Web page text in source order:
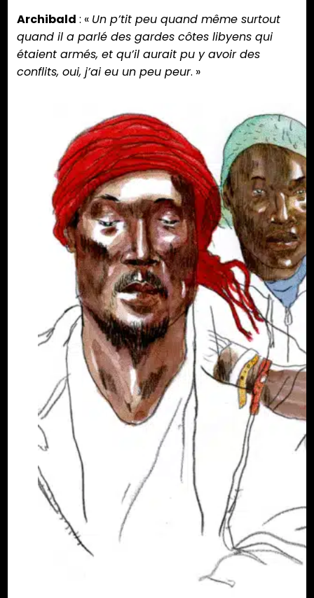
Archibald : « Un p’tit peu quand même surtout
quand il a parlé des gardes côtes libyens qui
étaient armés, et qu’il aurait pu y avoir des
conflits, oui, j’ai eu un peu peur. »